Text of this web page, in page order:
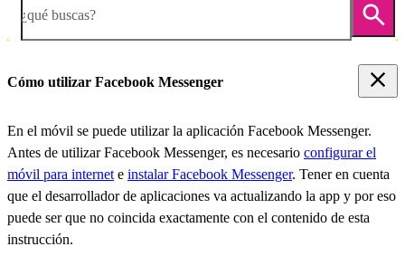
¿qué buscas?
Cómo utilizar Facebook Messenger
En el móvil se puede utilizar la aplicación Facebook Messenger.
Antes de utilizar Facebook Messenger, es necesario configurar el
móvil para internet e instalar Facebook Messenger. Tener en cuenta
que el desarrollador de aplicaciones va actualizando la app y por eso
puede ser que no coincida exactamente con el contenido de esta
instrucción.